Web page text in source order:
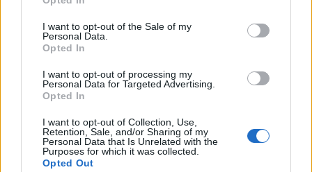
I want to opt-out of the Sale of my
Personal Data.
Opted In
I want to opt-out of processing my
Personal Data for Targeted Advertising.
Opted In
I want to opt-out of Collection, Use,
Retention, Sale, and/or Sharing of my
Personal Data that Is Unrelated with the
Purposes for which it was collected.
Opted Out